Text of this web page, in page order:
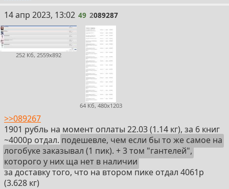
49
14 апр 2023, 13:02 49 2089287
252 Кб, 2559x892
64 Кб, 480x1203
>>089267
1901 рубль на момент оплаты 22.03 (1.14 кг), за 6 книг
~4000р отдал. подешевле, чем если бы то же самое на
логобуке заказывал (1 пик). + 3 том "гантелей",
которого у них ща нет в наличии
за доставку того, что на втором пике отдал 4061р
(3.628 кг)